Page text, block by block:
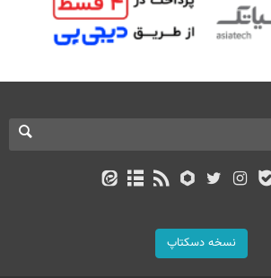
نسخه دسکتاپ